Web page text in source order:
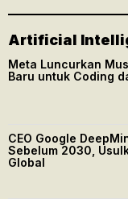
Artificial
Meta Luncurkan
Baru untuk Coding
CEO Google
Sebelum 2030,
Global